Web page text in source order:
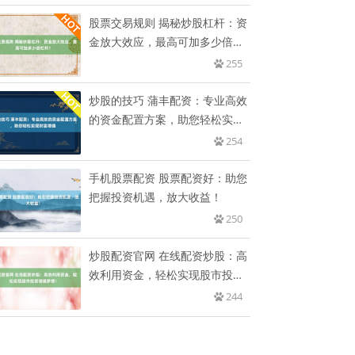
股票交易规则 揭秘炒股杠杆：资
金放大效应，最高可加多少倍杠
255
炒股的技巧 蒲丰配资：专业高效
的资金配置方案，助您轻松实现
254
手机股票配资 股票配资好：助您
把握投资机遇，放大收益！
250
炒股配资官网 在线配资炒股：高
效利用资金，轻松实现股市投资
244